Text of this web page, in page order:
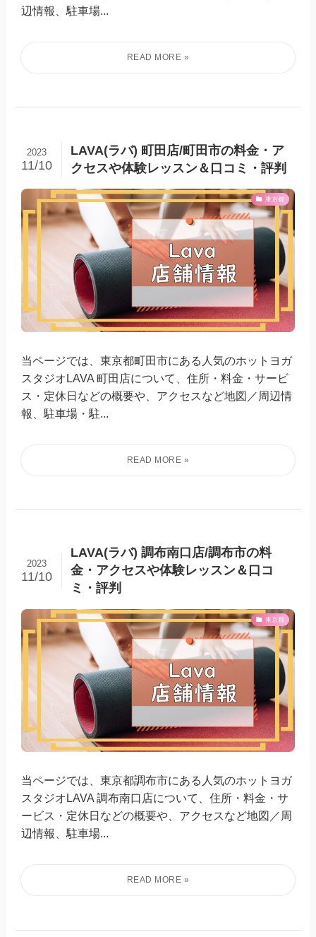
辺情報、駐車場...
LAVA(ラバ) 町田店/町田市の料金・ア
クセスや体験レッスン＆口コミ・評判
2023
11/10
東京都
当ページでは、東京都町田市にある人気のホットヨガ
スタジオLAVA 町田店について、住所・料金・サービ
ス・定休日などの概要や、アクセスなど地図／周辺情
報、駐車場・駐...
LAVA(ラバ) 調布南口店/調布市の料
金・アクセスや体験レッスン＆口コ
ミ・評判
2023
11/10
東京都
当ページでは、東京都調布市にある人気のホットヨガ
スタジオLAVA 調布南口店について、住所・料金・サ
ービス・定休日などの概要や、アクセスなど地図／周
辺情報、駐車場...